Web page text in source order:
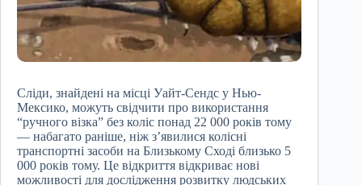
Сліди, знайдені на місці Уайт-Сендс у Нью-
Мексико, можуть свідчити про використання
“ручного візка” без коліс понад 22 000 років тому
— набагато раніше, ніж з’явилися колісні
транспортні засоби на Близькому Сході близько 5
000 років тому. Це відкриття відкриває нові
можливості для дослідження розвитку людських